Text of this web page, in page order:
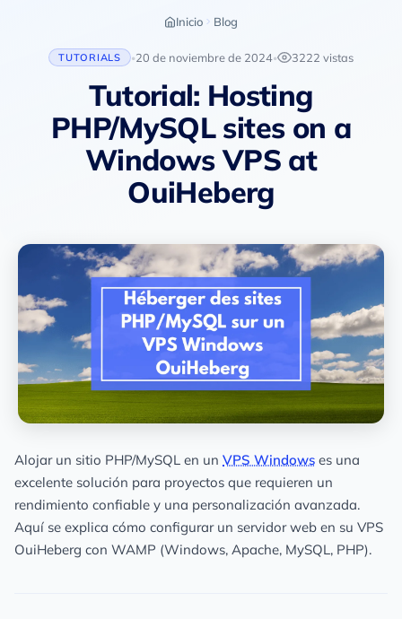
Inicio Blog
TUTORIALS •20 de noviembre de 2024• 3222 vistas
Tutorial: Hosting
PHP/MySQL sites on a
Windows VPS at
OuiHeberg
Alojar un sitio PHP/MySQL en un VPS Windows es una
excelente solución para proyectos que requieren un
rendimiento confiable y una personalización avanzada.
Aquí se explica cómo configurar un servidor web en su VPS
OuiHeberg con WAMP (Windows, Apache, MySQL, PHP).